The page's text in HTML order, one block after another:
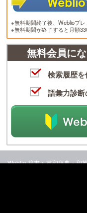
※無料期間終了後、Weblioプレ
※無料期間が終了すると月額
無料会員に
検索履歴を
語彙力診断
Weblio 辞書>英和辞典・和